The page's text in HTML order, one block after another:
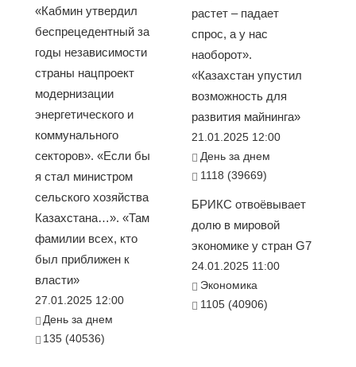
«Кабмин утвердил
беспрецедентный за
годы независимости
страны нацпроект
модернизации
энергетического и
коммунального
секторов». «Если бы
я стал министром
сельского хозяйства
Казахстана…». «Там
фамилии всех, кто
был приближен к
власти»
27.01.2025 12:00
День за днем
135 (40536)
растет – падает
спрос, а у нас
наоборот».
«Казахстан упустил
возможность для
развития майнинга»
21.01.2025 12:00
День за днем
1118 (39669)
БРИКС отвоёвывает
долю в мировой
экономике у стран G7
24.01.2025 11:00
Экономика
1105 (40906)